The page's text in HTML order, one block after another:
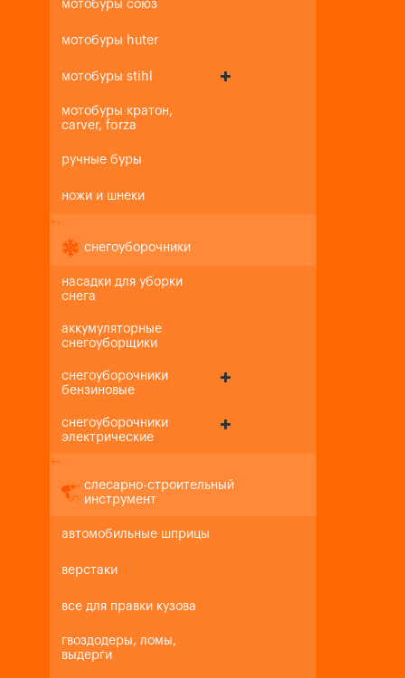
мотобуры союз
мотобуры huter
мотобуры stihl
мотобуры кратон,
carver, forza
ручные буры
ножи и шнеки
+-
снегоуборочники
насадки для уборки
снега
аккумуляторные
снегоуборщики
снегоуборочники
бензиновые
снегоуборочники
электрические
+-
слесарно-строительный
инструмент
автомобильные шприцы
верстаки
все для правки кузова
гвоздодеры, ломы,
выдерги